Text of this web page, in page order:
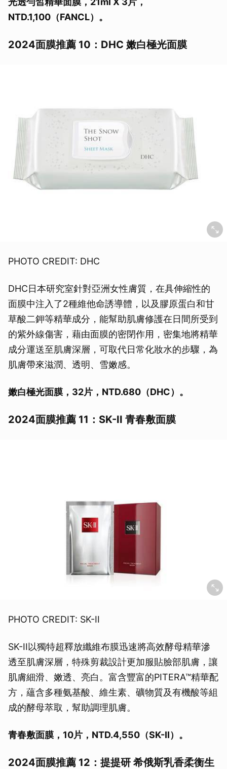
NTD.1,100（FANCL）。
2024面膜推薦 10：DHC 嫩白極光面膜
PHOTO CREDIT: DHC
DHC日本研究室針對亞洲女性膚質，在具伸縮性的
面膜中注入了2種維他命誘導體，以及膠原蛋白和甘
草酸二鉀等精華成分，能幫助肌膚修護在日間所受到
的紫外線傷害，藉由面膜的密閉作用，密集地將精華
成分運送至肌膚深層，可取代日常化妝水的步驟，為
肌膚帶來滋潤、透明、雪嫩感。
嫩白極光面膜，32片，NTD.680（DHC）。
2024面膜推薦 11：SK-II 青春敷面膜
PHOTO CREDIT: SK-II
SK-II以獨特超釋放纖維布膜迅速將高效酵母精華滲
透至肌膚深層，特殊剪裁設計更加服貼臉部肌膚，讓
肌膚細滑、嫩透、亮白。富含豐富的PITERA™精華配
方，蘊含多種氨基酸、維生素、礦物質及有機酸等組
成的酵母萃取，幫助調理肌膚。
青春敷面膜，10片，NTD.4,550（SK-II）。
2024面膜推薦 12：提提研 希俄斯乳香柔衡生